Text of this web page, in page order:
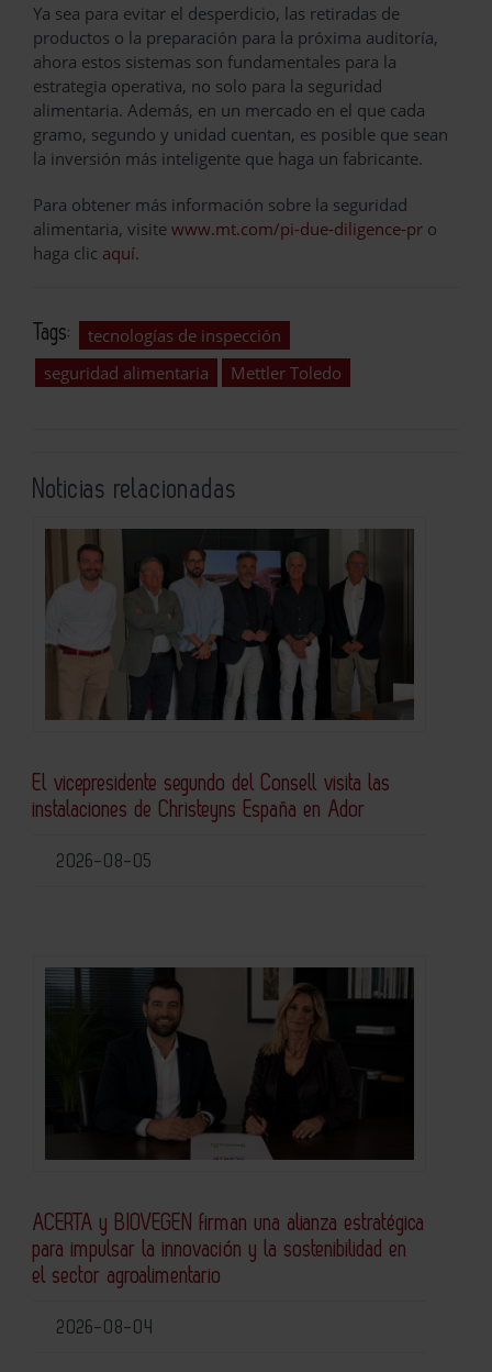
Ya sea para evitar el desperdicio, las retiradas de
productos o la preparación para la próxima auditoría,
ahora estos sistemas son fundamentales para la
estrategia operativa, no solo para la seguridad
alimentaria. Además, en un mercado en el que cada
gramo, segundo y unidad cuentan, es posible que sean
la inversión más inteligente que haga un fabricante.
Para obtener más información sobre la seguridad
alimentaria, visite www.mt.com/pi-due-diligence-pr o
haga clic aquí.
Tags:
tecnologías de inspección
seguridad alimentaria
Mettler Toledo
Noticias relacionadas
El vicepresidente segundo del Consell visita las
instalaciones de Christeyns España en Ador
2026-08-05
ACERTA y BIOVEGEN firman una alianza estratégica
para impulsar la innovación y la sostenibilidad en
el sector agroalimentario
2026-08-04